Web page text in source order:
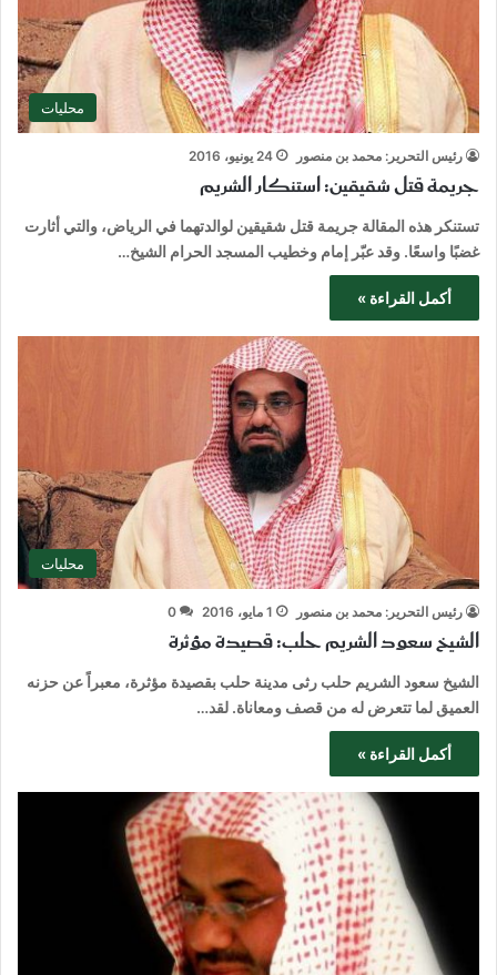
محليات
رئيس التحرير: محمد بن منصور 24 يونيو، 2016
جريمة قتل شقيقين: استنكار الشريم
تستنكر هذه المقالة جريمة قتل شقيقين لوالدتهما في الرياض، والتي أثارت
غضبًا واسعًا. وقد عبّر إمام وخطيب المسجد الحرام الشيخ…
أكمل القراءة »
محليات
رئيس التحرير: محمد بن منصور 1 مايو، 2016 0
الشيخ سعود الشريم حلب: قصيدة مؤثرة
الشيخ سعود الشريم حلب رثى مدينة حلب بقصيدة مؤثرة، معبراً عن حزنه
العميق لما تتعرض له من قصف ومعاناة. لقد…
أكمل القراءة »